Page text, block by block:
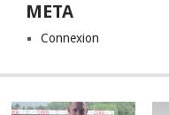
META
Connexion